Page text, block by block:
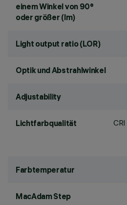
einem Winkel von 90°
oder größer (lm)
Light output ratio (LOR)
Optik und Abstrahlwinkel
Adjustability
Lichtfarbqualität CRI
Farbtemperatur
MacAdam Step